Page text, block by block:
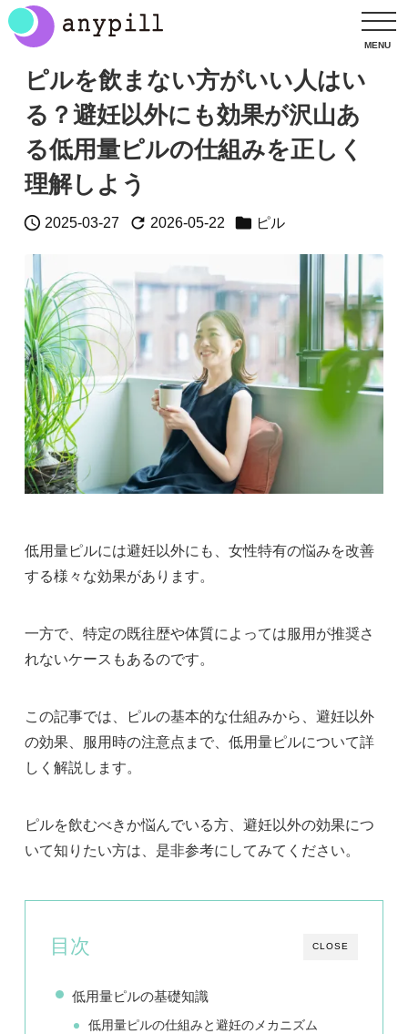
ピルを飲まない方がいい人はい
る？避妊以外にも効果が沢山あ
る低用量ピルの仕組みを正しく
理解しよう
 2025-03-27  2026-05-22  ピル
低用量ピルには避妊以外にも、女性特有の悩みを改善
する様々な効果があります。
一方で、特定の既往歴や体質によっては服用が推奨さ
れないケースもあるのです。
この記事では、ピルの基本的な仕組みから、避妊以外
の効果、服用時の注意点まで、低用量ピルについて詳
しく解説します。
ピルを飲むべきか悩んでいる方、避妊以外の効果につ
いて知りたい方は、是非参考にしてみてください。
CLOSE
目次
低用量ピルの基礎知識
低用量ピルの仕組みと避妊のメカニズム